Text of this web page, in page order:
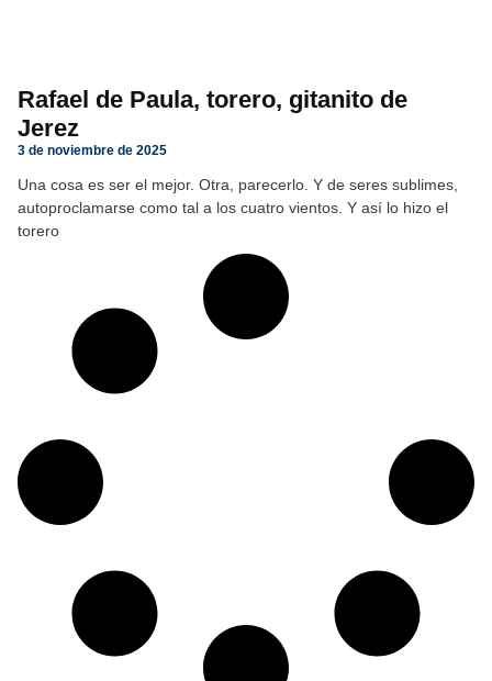
Rafael de Paula, torero, gitanito de
Jerez
3 de noviembre de 2025
Una cosa es ser el mejor. Otra, parecerlo. Y de seres sublimes,
autoproclamarse como tal a los cuatro vientos. Y así lo hizo el
torero